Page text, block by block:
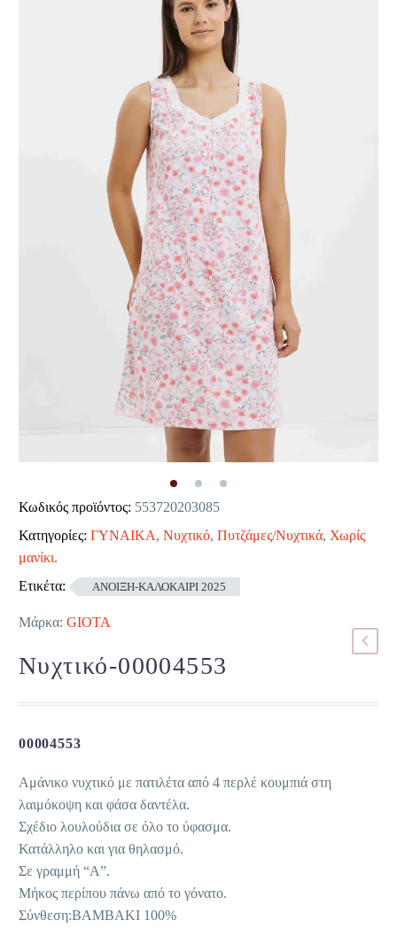
Κωδικός προϊόντος: 553720203085
Κατηγορίες: ΓΥΝΑΙΚΑ, Νυχτικό, Πυτζάμες/Νυχτικά, Χωρίς
μανίκι.
Ετικέτα:
ΑΝΟΙΞΗ-ΚΑΛΟΚΑΙΡΙ 2025
Μάρκα: GIOTA
Νυχτικό-00004553
00004553
Αμάνικο νυχτικό με πατιλέτα από 4 περλέ κουμπιά στη
λαιμόκοψη και φάσα δαντέλα.
Σχέδιο λουλούδια σε όλο το ύφασμα.
Κατάλληλο και για θηλασμό.
Σε γραμμή “Α”.
Μήκος περίπου πάνω από το γόνατο.
Σύνθεση:ΒΑΜΒΑΚΙ 100%